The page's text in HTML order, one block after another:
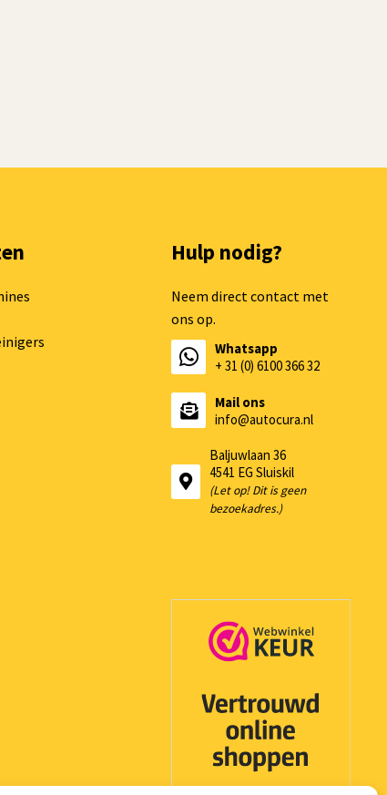
Hulp nodig?
Neem direct contact met
ons op.
Whatsapp
+ 31 (0) 6100 366 32
Mail ons
info@autocura.nl
Baljuwlaan 36
4541 EG Sluiskil
(Let op! Dit is geen
bezoekadres.)